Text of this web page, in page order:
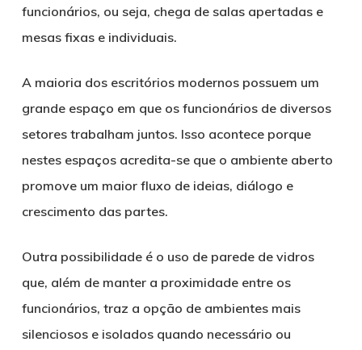
funcionários, ou seja, chega de salas apertadas e
mesas fixas e individuais.
A maioria dos escritórios modernos possuem um
grande espaço em que os funcionários de diversos
setores trabalham juntos. Isso acontece porque
nestes espaços acredita-se que o ambiente aberto
promove um maior fluxo de ideias, diálogo e
crescimento das partes.
Outra possibilidade é o uso de parede de vidros
que, além de manter a proximidade entre os
funcionários, traz a opção de ambientes mais
silenciosos e isolados quando necessário ou